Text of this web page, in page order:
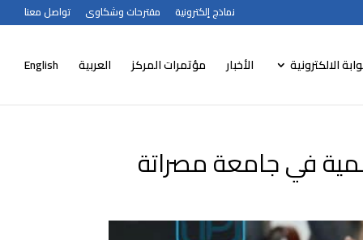
نماذج إلكترونية مقترحات وشكاوى تواصل معنا
الالكترونية الأخبار مؤتمرات المركز العربية English
في جامعة مصراتة